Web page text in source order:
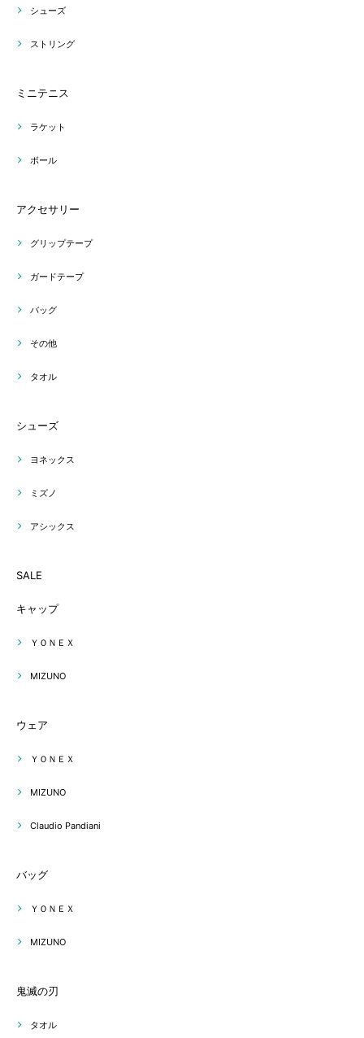
シューズ
ストリング
ミニテニス
ラケット
ボール
アクセサリー
グリップテープ
ガードテープ
バッグ
その他
タオル
シューズ
ヨネックス
ミズノ
アシックス
SALE
キャップ
ＹＯＮＥＸ
MIZUNO
ウェア
ＹＯＮＥＸ
MIZUNO
Claudio Pandiani
バッグ
ＹＯＮＥＸ
MIZUNO
鬼滅の刃
タオル